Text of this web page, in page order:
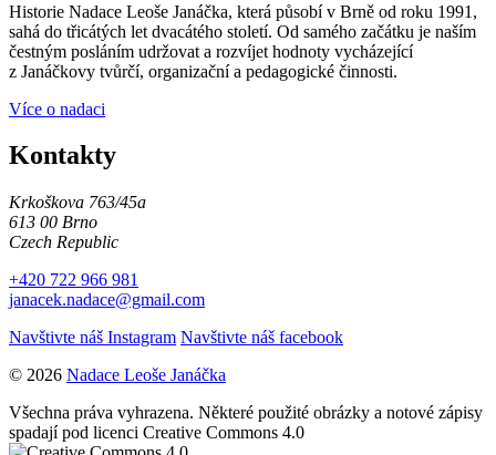
Historie Nadace Leoše Janáčka, která působí v Brně od roku 1991,
sahá do třicátých let dvacátého století. Od samého začátku je naším
čestným posláním udržovat a rozvíjet hodnoty vycházející
z Janáčkovy tvůrčí, organizační a pedagogické činnosti.
Více o nadaci
Kontakty
Krkoškova 763/45a
613 00 Brno
Czech Republic
+420 722 966 981
janacek.nadace@gmail.com
Navštivte náš Instagram Navštivte náš facebook
© 2026 Nadace Leoše Janáčka
Všechna práva vyhrazena. Některé použité obrázky a notové zápisy
spadají pod licenci Creative Commons 4.0